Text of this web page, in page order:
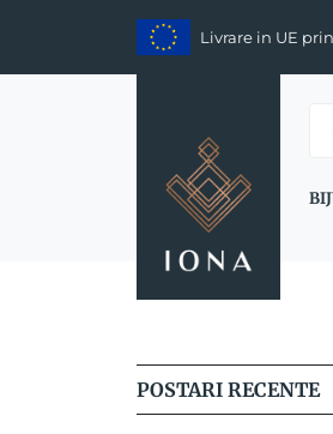
content
Livrare in UE
POSTARI RECENTE